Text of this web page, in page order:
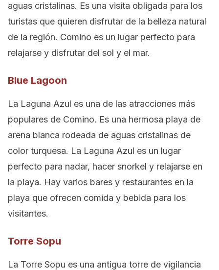
aguas cristalinas. Es una visita obligada para los
turistas que quieren disfrutar de la belleza natural
de la región. Comino es un lugar perfecto para
relajarse y disfrutar del sol y el mar.
Blue Lagoon
La Laguna Azul es una de las atracciones más
populares de Comino. Es una hermosa playa de
arena blanca rodeada de aguas cristalinas de
color turquesa. La Laguna Azul es un lugar
perfecto para nadar, hacer snorkel y relajarse en
la playa. Hay varios bares y restaurantes en la
playa que ofrecen comida y bebida para los
visitantes.
Torre Sopu
La Torre Sopu es una antigua torre de vigilancia